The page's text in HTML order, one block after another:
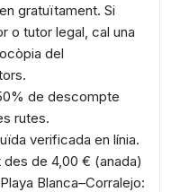
gratuïtament. Si
o tutor legal, cal una
del
de descompte
rutes.
verificada en línia.
des de 4,00 € (anada)
Blanca–Corralejo: